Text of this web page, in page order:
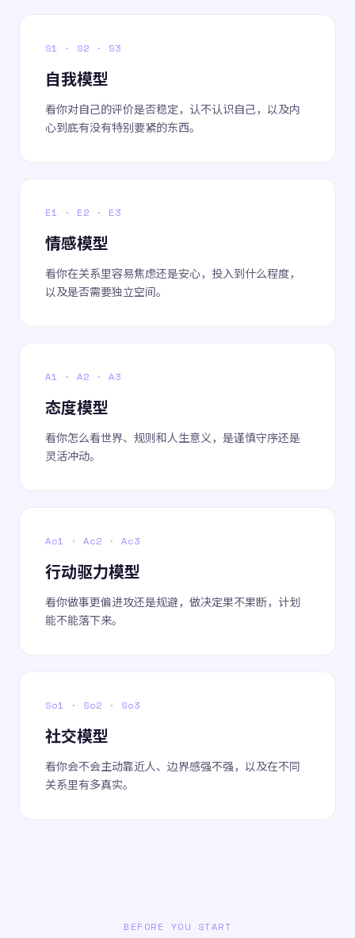
S1 · S2 · S3
自我模型
看你对自己的评价是否稳定，认不认识自己，以及内
心到底有没有特别要紧的东西。
E1 · E2 · E3
情感模型
看你在关系里容易焦虑还是安心，投入到什么程度，
以及是否需要独立空间。
A1 · A2 · A3
态度模型
看你怎么看世界、规则和人生意义，是谨慎守序还是
灵活冲动。
Ac1 · Ac2 · Ac3
行动驱力模型
看你做事更偏进攻还是规避，做决定果不果断，计划
能不能落下来。
So1 · So2 · So3
社交模型
看你会不会主动靠近人、边界感强不强，以及在不同
关系里有多真实。
BEFORE YOU START